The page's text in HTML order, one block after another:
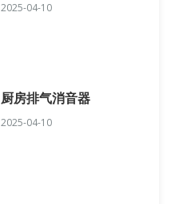
2025-04-10
厨房排气消音器
2025-04-10